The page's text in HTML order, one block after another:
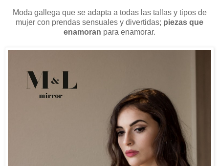
Moda gallega que se adapta a todas las tallas y tipos de
mujer con prendas sensuales y divertidas; piezas que
enamoran para enamorar.